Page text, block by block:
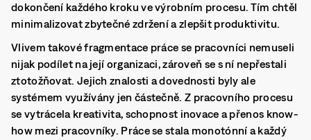
dokončení každého kroku ve výrobním procesu. Tím chtěl
minimalizovat zbytečné zdržení a zlepšit produktivitu.
Vlivem takové fragmentace práce se pracovníci nemuseli
nijak podílet na její organizaci, zároveň se s ní nepřestali
ztotožňovat. Jejich znalosti a dovednosti byly ale
systémem využívány jen částečně. Z pracovního procesu
se vytrácela kreativita, schopnost inovace a přenos know-
how mezi pracovníky. Práce se stala monotónní a každý